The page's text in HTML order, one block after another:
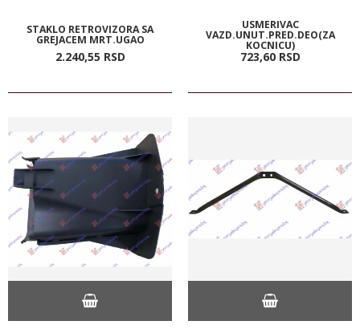
STAKLO RETROVIZORA SA
GREJACEM MRT.UGAO
2.240,55 RSD
USMERIVAC
VAZD.UNUT.PRED.DEO(ZA
KOCNICU)
723,60 RSD